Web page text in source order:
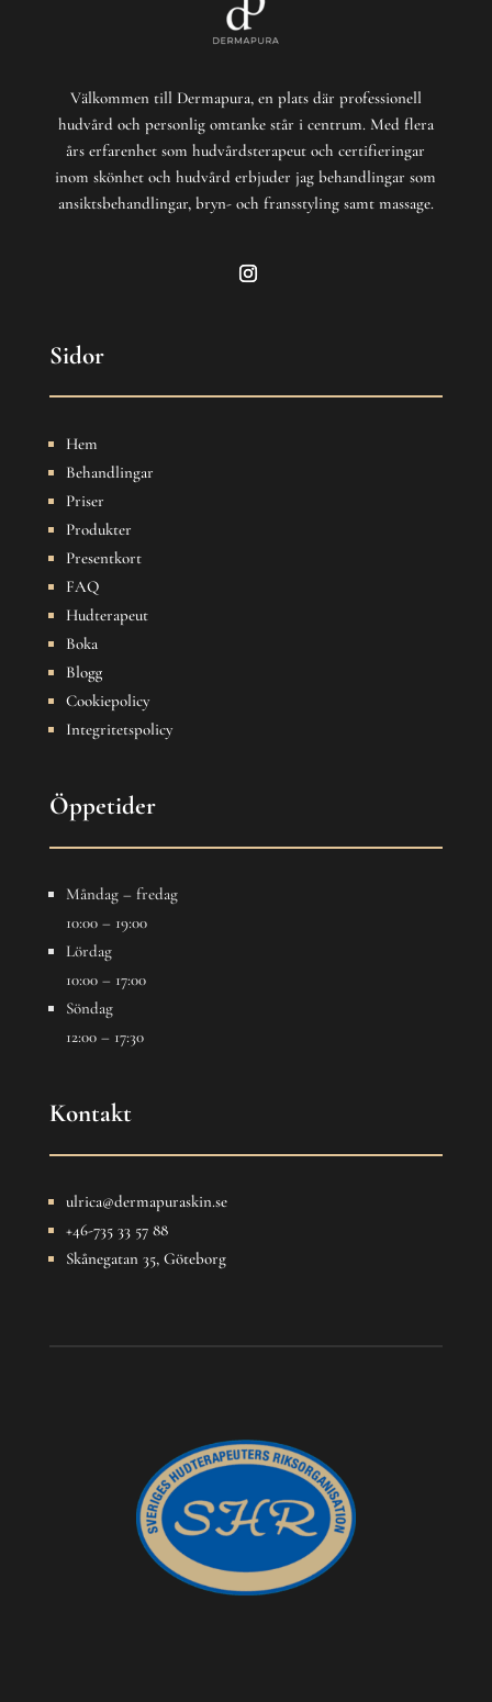
Välkommen till Dermapura, en plats där professionell
hudvård och personlig omtanke står i centrum. Med flera
års erfarenhet som hudvårdsterapeut och certifieringar
inom skönhet och hudvård erbjuder jag behandlingar som
ansiktsbehandlingar, bryn- och fransstyling samt massage.
Sidor
Hem
Behandlingar
Priser
Produkter
Presentkort
FAQ
Hudterapeut
Boka
Blogg
Cookiepolicy
Integritetspolicy
Öppetider
Måndag – fredag
10:00 – 19:00
Lördag
10:00 – 17:00
Söndag
12:00 – 17:30
Kontakt
ulrica@dermapuraskin.se
+46-735 33 57 88
Skånegatan 35, Göteborg